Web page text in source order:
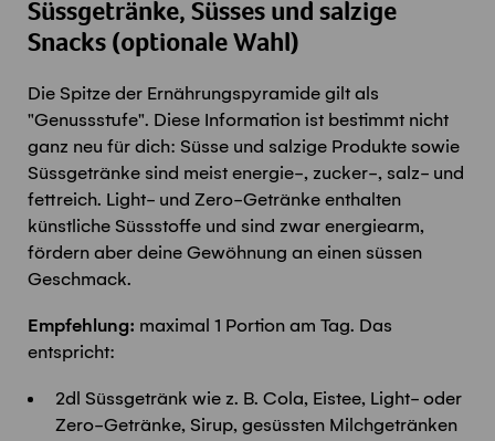
Süssgetränke, Süsses und salzige
Snacks (optionale Wahl)
Die Spitze der Ernährungspyramide gilt als
"Genussstufe". Diese Information ist bestimmt nicht
ganz neu für dich: Süsse und salzige Produkte sowie
Süssgetränke sind meist energie-, zucker-, salz- und
fettreich. Light- und Zero-Getränke enthalten
künstliche Süssstoffe und sind zwar energiearm,
fördern aber deine Gewöhnung an einen süssen
Geschmack.
Empfehlung: maximal 1 Portion am Tag. Das
entspricht:
2dl Süssgetränk wie z. B. Cola, Eistee, Light- oder
Zero-Getränke, Sirup, gesüssten Milchgetränken